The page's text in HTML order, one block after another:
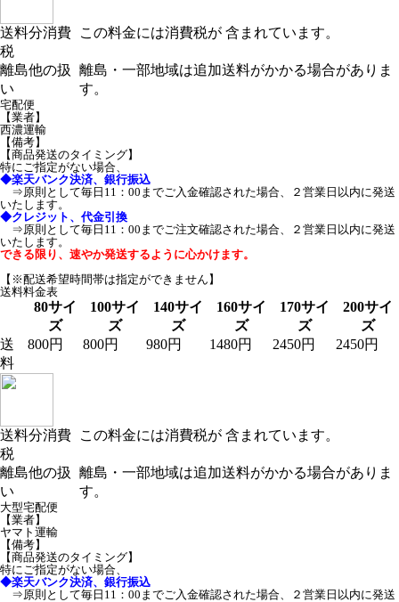
送料分消費
税
この料金には消費税が 含まれています。
離島他の扱
い
離島・一部地域は追加送料がかかる場合がありま
す。
宅配便
【業者】
西濃運輸
【備考】
【商品発送のタイミング】
特にご指定がない場合、
◆楽天バンク決済、銀行振込
⇒原則として毎日11：00までご入金確認された場合、２営業日以内に発送
いたします。
◆クレジット、代金引換
⇒原則として毎日11：00までご注文確認された場合、２営業日以内に発送
いたします。
できる限り、速やか発送するように心かけます。
【※配送希望時間帯は指定ができません】
送料料金表
80サイ
ズ
100サイ
ズ
140サイ
ズ
160サイ
ズ
170サイ
ズ
200サイ
ズ
送
料
800円 800円 980円 1480円 2450円 2450円
送料分消費
税
この料金には消費税が 含まれています。
離島他の扱
い
離島・一部地域は追加送料がかかる場合がありま
す。
大型宅配便
【業者】
ヤマト運輸
【備考】
【商品発送のタイミング】
特にご指定がない場合、
◆楽天バンク決済、銀行振込
⇒原則として毎日11：00までご入金確認された場合、２営業日以内に発送